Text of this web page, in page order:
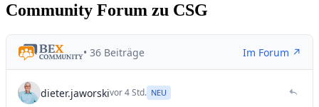
Community Forum zu CSG